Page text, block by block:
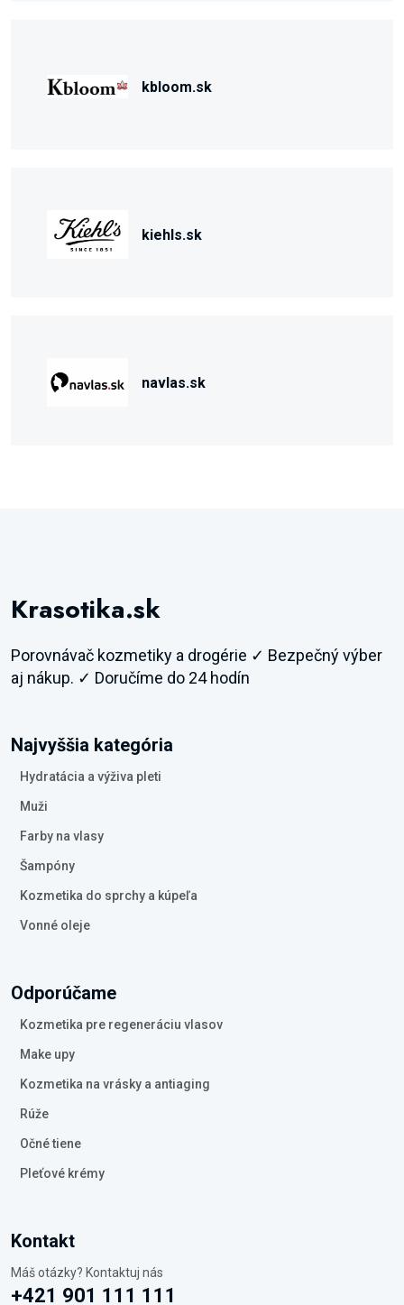
kbloom.sk
kiehls.sk
navlas.sk
Krasotika.sk
Porovnávač kozmetiky a drogérie ✓ Bezpečný výber
aj nákup. ✓ Doručíme do 24 hodín
Najvyššia kategória
Hydratácia a výživa pleti
Muži
Farby na vlasy
Šampóny
Kozmetika do sprchy a kúpeľa
Vonné oleje
Odporúčame
Kozmetika pre regeneráciu vlasov
Make upy
Kozmetika na vrásky a antiaging
Rúže
Očné tiene
Pleťové krémy
Kontakt
Máš otázky? Kontaktuj nás
+421 901 111 111